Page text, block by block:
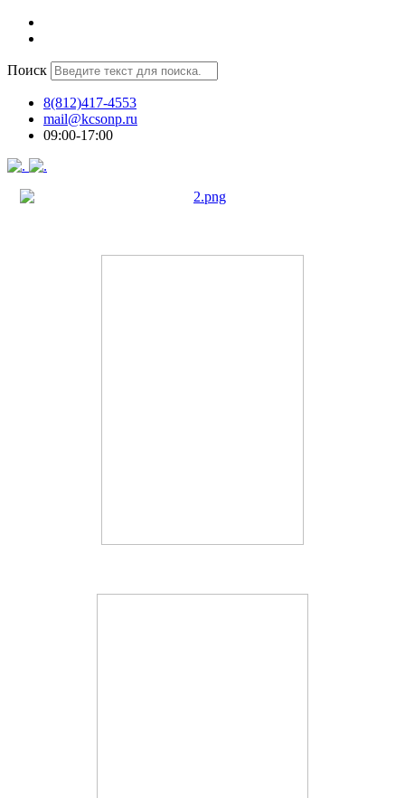
Поиск
8(812)417-4553
mail@kcsonp.ru
09:00-17:00